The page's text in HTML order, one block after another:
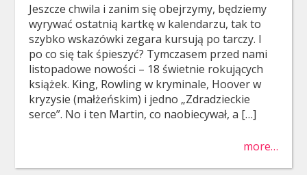
Jeszcze chwila i zanim się obejrzymy, będziemy
wyrywać ostatnią kartkę w kalendarzu, tak to
szybko wskazówki zegara kursują po tarczy. I
po co się tak śpieszyć? Tymczasem przed nami
listopadowe nowości – 18 świetnie rokujących
książek. King, Rowling w kryminale, Hoover w
kryzysie (małżeńskim) i jedno „Zdradzieckie
serce”. No i ten Martin, co naobiecywał, a […]
more…